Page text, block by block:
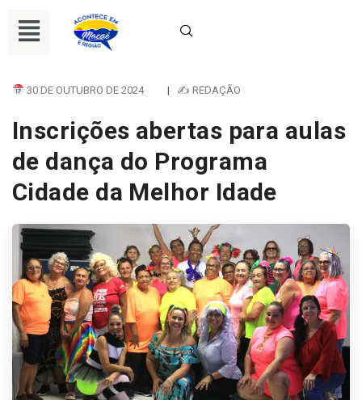
30 DE OUTUBRO DE 2024 | ✍ REDAÇÃO
Inscrições abertas para aulas
de dança do Programa
Cidade da Melhor Idade